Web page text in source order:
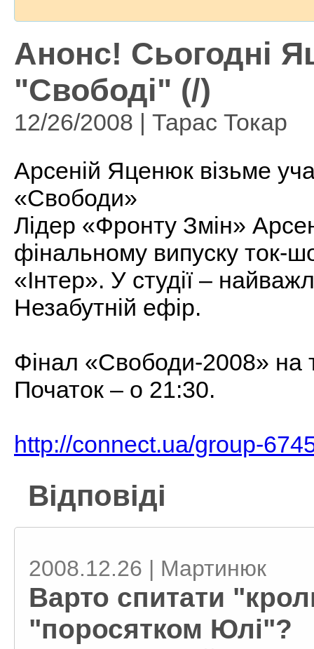
Анонс! Сьогодні
"Свободі" (/)
12/26/2008 | Тарас Токар
Арсеній Яценюк візьме
«Свободи»
Лідер «Фронту Змін»
фінальному випуску ток-
«Інтер». У студії –
Незабутній ефір.
Фінал «Свободи-2008» на
Початок – о 21:30.
http://connect.ua/group-
Відповіді
2008.12.26 | Мартинюк
Варто спитати
"поросятком Юлі"?